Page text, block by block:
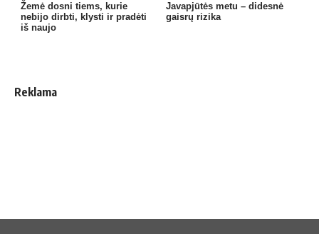
Žemė dosni tiems, kurie
nebijo dirbti, klysti ir pradėti
iš naujo
Javapjūtės metu – didesnė
gaisrų rizika
Reklama